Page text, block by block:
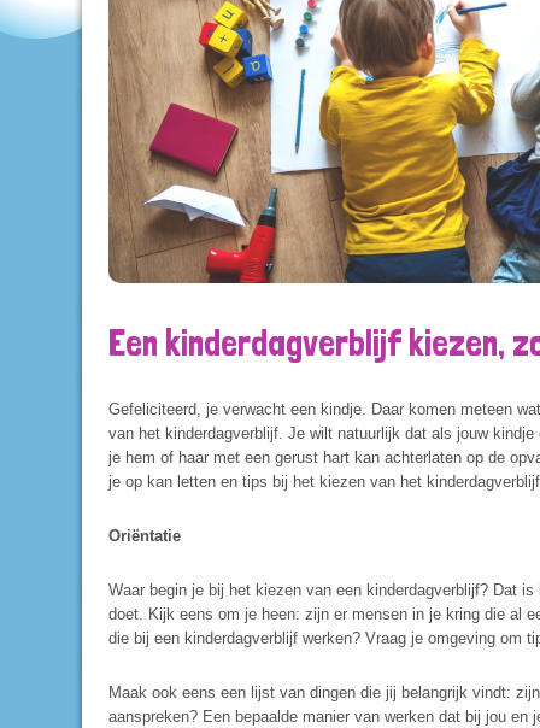
Een kinderdagverblijf kiezen,
Gefeliciteerd, je verwacht een kindje. Daar komen meteen
van het kinderdagverblijf. Je wilt natuurlijk dat als jouw
je hem of haar met een gerust hart kan achterlaten op de
je op kan letten en tips bij het kiezen van het
Oriëntatie
Waar begin je bij het kiezen van een kinderdagverblijf? Dat
doet. Kijk eens om je heen: zijn er mensen in je kring die al
die bij een kinderdagverblijf werken? Vraag je omgeving om
Maak ook eens een lijst van dingen die jij belangrijk vindt:
aanspreken? Een bepaalde manier van werken dat bij jou en